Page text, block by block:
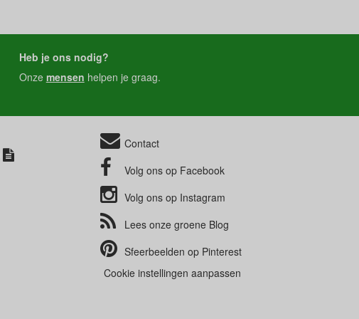
Heb je ons nodig?
Onze mensen helpen je graag.
Contact
Volg ons op Facebook
Volg ons op Instagram
Lees onze groene Blog
Sfeerbeelden op Pinterest
Cookie instellingen aanpassen